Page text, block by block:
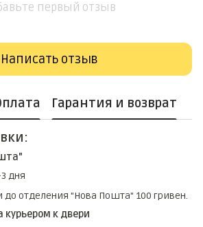
первый отзыв
Написать отзыв
Гарантия и возврат
дня
до отделения "Нова Пошта" 100 гривен.
к двери